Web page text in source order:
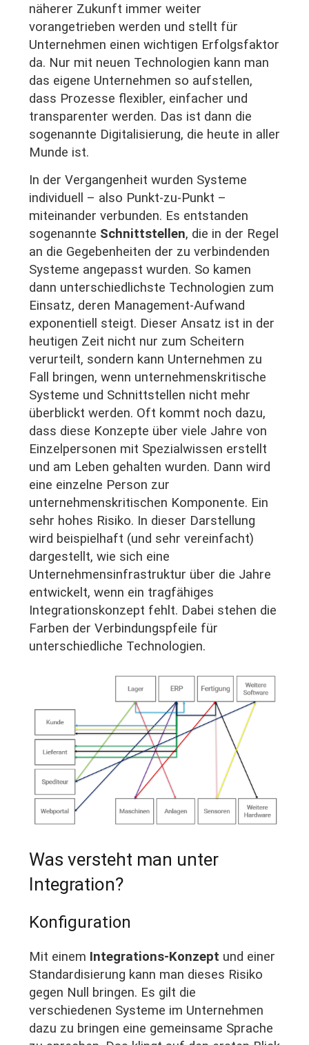
näherer Zukunft immer weiter
vorangetrieben werden und stellt für
Unternehmen einen wichtigen Erfolgsfaktor
da. Nur mit neuen Technologien kann man
das eigene Unternehmen so aufstellen,
dass Prozesse flexibler, einfacher und
transparenter werden. Das ist dann die
sogenannte Digitalisierung, die heute in aller
Munde ist.
In der Vergangenheit wurden Systeme
individuell – also Punkt-zu-Punkt –
miteinander verbunden. Es entstanden
sogenannte Schnittstellen, die in der Regel
an die Gegebenheiten der zu verbindenden
Systeme angepasst wurden. So kamen
dann unterschiedlichste Technologien zum
Einsatz, deren Management-Aufwand
exponentiell steigt. Dieser Ansatz ist in der
heutigen Zeit nicht nur zum Scheitern
verurteilt, sondern kann Unternehmen zu
Fall bringen, wenn unternehmenskritische
Systeme und Schnittstellen nicht mehr
überblickt werden. Oft kommt noch dazu,
dass diese Konzepte über viele Jahre von
Einzelpersonen mit Spezialwissen erstellt
und am Leben gehalten wurden. Dann wird
eine einzelne Person zur
unternehmenskritischen Komponente. Ein
sehr hohes Risiko. In dieser Darstellung
wird beispielhaft (und sehr vereinfacht)
dargestellt, wie sich eine
Unternehmensinfrastruktur über die Jahre
entwickelt, wenn ein tragfähiges
Integrationskonzept fehlt. Dabei stehen die
Farben der Verbindungspfeile für
unterschiedliche Technologien.
Was versteht man unter
Integration?
Konfiguration
Mit einem Integrations-Konzept und einer
Standardisierung kann man dieses Risiko
gegen Null bringen. Es gilt die
verschiedenen Systeme im Unternehmen
dazu zu bringen eine gemeinsame Sprache